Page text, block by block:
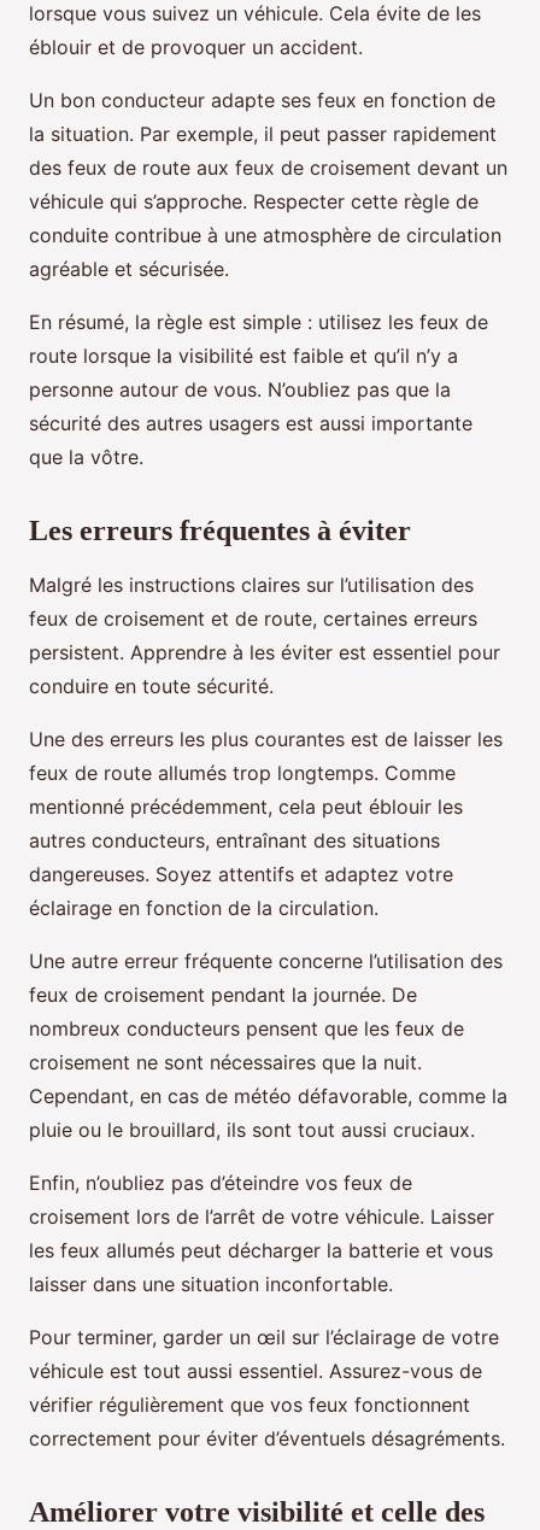
lorsque vous suivez un véhicule. Cela évite de les
éblouir et de provoquer un accident.
Un bon conducteur adapte ses feux en fonction de
la situation. Par exemple, il peut passer rapidement
des feux de route aux feux de croisement devant un
véhicule qui s’approche. Respecter cette règle de
conduite contribue à une atmosphère de circulation
agréable et sécurisée.
En résumé, la règle est simple : utilisez les feux de
route lorsque la visibilité est faible et qu’il n’y a
personne autour de vous. N’oubliez pas que la
sécurité des autres usagers est aussi importante
que la vôtre.
Les erreurs fréquentes à éviter
Malgré les instructions claires sur l’utilisation des
feux de croisement et de route, certaines erreurs
persistent. Apprendre à les éviter est essentiel pour
conduire en toute sécurité.
Une des erreurs les plus courantes est de laisser les
feux de route allumés trop longtemps. Comme
mentionné précédemment, cela peut éblouir les
autres conducteurs, entraînant des situations
dangereuses. Soyez attentifs et adaptez votre
éclairage en fonction de la circulation.
Une autre erreur fréquente concerne l’utilisation des
feux de croisement pendant la journée. De
nombreux conducteurs pensent que les feux de
croisement ne sont nécessaires que la nuit.
Cependant, en cas de météo défavorable, comme la
pluie ou le brouillard, ils sont tout aussi cruciaux.
Enfin, n’oubliez pas d’éteindre vos feux de
croisement lors de l’arrêt de votre véhicule. Laisser
les feux allumés peut décharger la batterie et vous
laisser dans une situation inconfortable.
Pour terminer, garder un œil sur l’éclairage de votre
véhicule est tout aussi essentiel. Assurez-vous de
vérifier régulièrement que vos feux fonctionnent
correctement pour éviter d’éventuels désagréments.
Améliorer votre visibilité et celle des